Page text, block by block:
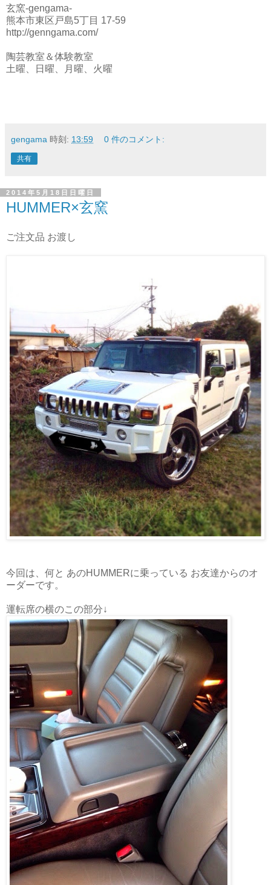
玄窯-gengama-
熊本市東区戸島5丁目 17-59
http://genngama.com/
陶芸教室＆体験教室
土曜、日曜、月曜、火曜
gengama 時刻: 13:59 0 件のコメント:
共有
2014年5月18日日曜日
HUMMER×玄窯
ご注文品 お渡し
今回は、何と あのHUMMERに乗っている お友達からのオ
ーダーです。
運転席の横のこの部分↓